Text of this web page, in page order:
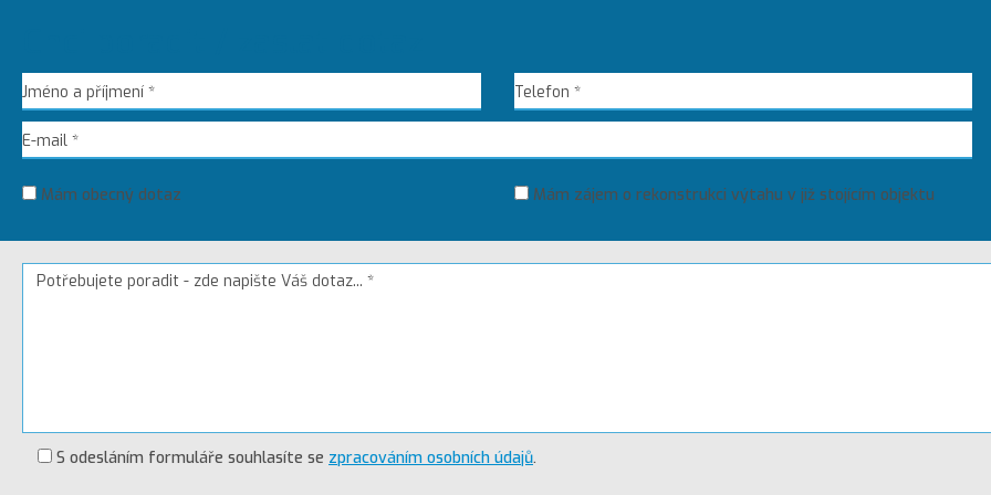
Mám obecný dotaz Mám zájem o rekonstrukci výtahu v již stojícím objektu
S odesláním formuláře souhlasíte se zpracováním osobních údajů.